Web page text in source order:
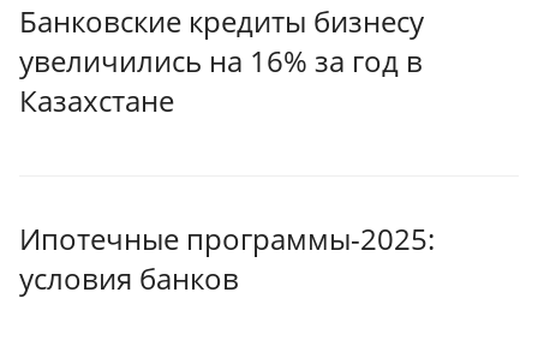
Банковские кредиты бизнесу
увеличились на 16% за год в
Казахстане
Ипотечные программы-2025:
условия банков